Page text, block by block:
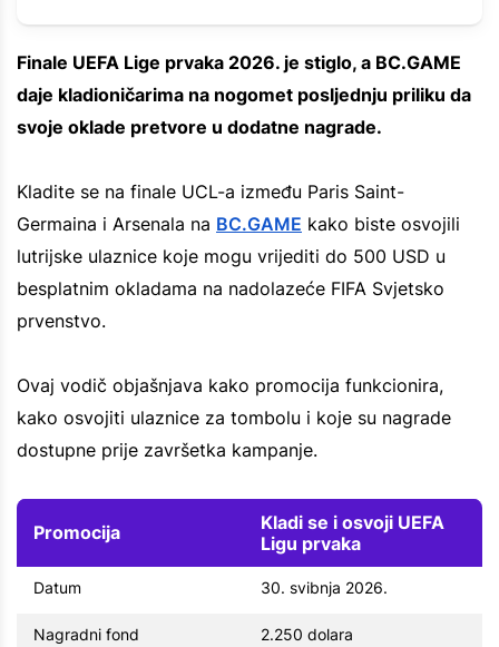
Finale UEFA Lige prvaka 2026. je stiglo, a BC.GAME
daje kladioničarima na nogomet posljednju priliku da
svoje oklade pretvore u dodatne nagrade.
Kladite se na finale UCL-a između Paris Saint-
Germaina i Arsenala na BC.GAME kako biste osvojili
lutrijske ulaznice koje mogu vrijediti do 500 USD u
besplatnim okladama na nadolazeće FIFA Svjetsko
prvenstvo.
Ovaj vodič objašnjava kako promocija funkcionira,
kako osvojiti ulaznice za tombolu i koje su nagrade
dostupne prije završetka kampanje.
Promocija
Kladi se i osvoji UEFA
Ligu prvaka
Datum 30. svibnja 2026.
Nagradni fond 2.250 dolara